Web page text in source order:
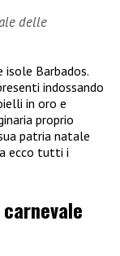
delle
Barbados.
indossando
in oro e
proprio
patria natale
ecco tutti i